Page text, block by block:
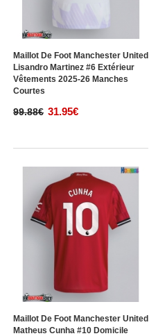
Maillot De Foot Manchester United
Lisandro Martinez #6 Extérieur
Vêtements 2025-26 Manches
Courtes
99.88€ 31.95€
Maillot De Foot Manchester United
Matheus Cunha #10 Domicile